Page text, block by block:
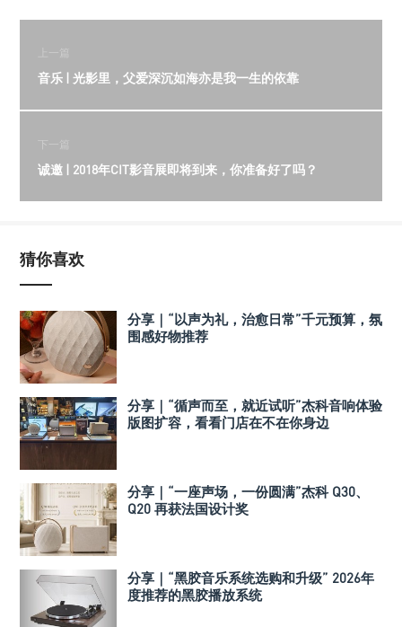
上一篇
音乐 | 光影里，父爱深沉如海亦是我一生的依靠
下一篇
诚邀 | 2018年CIT影音展即将到来，你准备好了吗？
猜你喜欢
分享｜“以声为礼，治愈日常”千元预算，氛
围感好物推荐
分享｜“循声而至，就近试听”杰科音响体验
版图扩容，看看门店在不在你身边
分享｜“一座声场，一份圆满”杰科 Q30、
Q20 再获法国设计奖
分享｜“黑胶音乐系统选购和升级” 2026年
度推荐的黑胶播放系统